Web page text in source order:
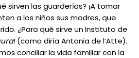
sirven las guarderías? ¡A tomar
a los niños sus madres, que
¿Para qué sirve un Instituto de
! (como diría Antonia de l’Atte).
conciliar la vida familiar con la